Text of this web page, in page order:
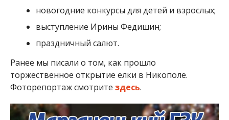
новогодние конкурсы для детей и взрослых;
выступление Ирины Федишин;
праздничный салют.
Ранее мы писали о том, как прошло
торжественное открытие елки в Никополе.
Фоторепортаж смотрите здесь.